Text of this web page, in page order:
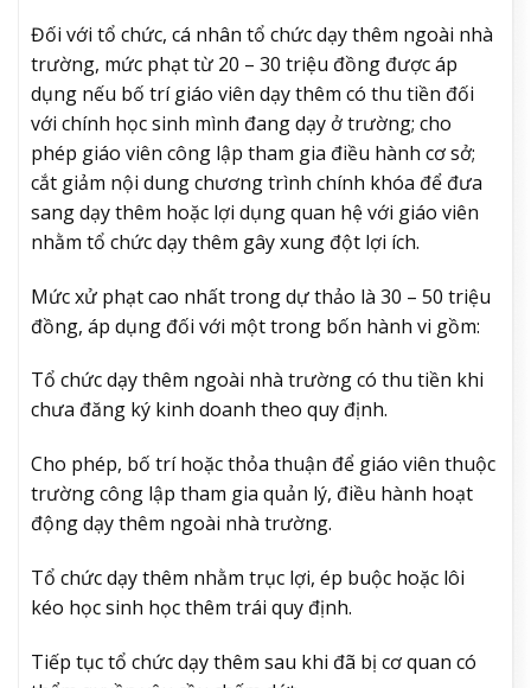
Đối với tổ chức, cá nhân tổ chức dạy thêm ngoài nhà
trường, mức phạt từ 20 – 30 triệu đồng được áp
dụng nếu bố trí giáo viên dạy thêm có thu tiền đối
với chính học sinh mình đang dạy ở trường; cho
phép giáo viên công lập tham gia điều hành cơ sở;
cắt giảm nội dung chương trình chính khóa để đưa
sang dạy thêm hoặc lợi dụng quan hệ với giáo viên
nhằm tổ chức dạy thêm gây xung đột lợi ích.
Mức xử phạt cao nhất trong dự thảo là 30 – 50 triệu
đồng, áp dụng đối với một trong bốn hành vi gồm:
Tổ chức dạy thêm ngoài nhà trường có thu tiền khi
chưa đăng ký kinh doanh theo quy định.
Cho phép, bố trí hoặc thỏa thuận để giáo viên thuộc
trường công lập tham gia quản lý, điều hành hoạt
động dạy thêm ngoài nhà trường.
Tổ chức dạy thêm nhằm trục lợi, ép buộc hoặc lôi
kéo học sinh học thêm trái quy định.
Tiếp tục tổ chức dạy thêm sau khi đã bị cơ quan có